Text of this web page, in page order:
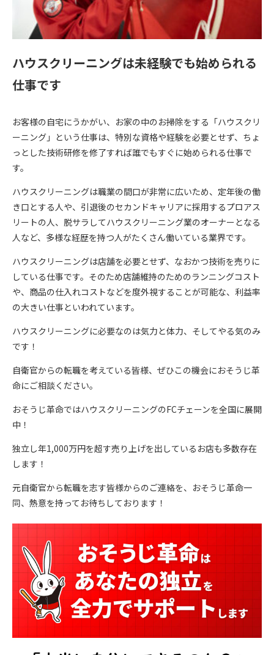
ハウスクリーニングは未経験でも始められる
仕事です
お客様の自宅にうかがい、お家の中のお掃除をする「ハウスクリ
ーニング」という仕事は、特別な資格や経験を必要とせず、ちょ
っとした技術研修を修了すれば誰でもすぐに始められる仕事で
す。
ハウスクリーニングは職業の間口が非常に広いため、定年後の働
き口とする人や、引退後のセカンドキャリアに採用するプロアス
リートの人、脱サラしてハウスクリーニング業のオーナーとなる
人など、多様な経歴を持つ人がたくさん働いている業界です。
ハウスクリーニングは店舗を必要とせず、なおかつ技術を売りに
している仕事です。そのため店舗維持のためのランニングコスト
や、商品の仕入れコストなどを度外視することが可能な、利益率
の大きい仕事といわれています。
ハウスクリーニングに必要なのは気力と体力、そしてやる気のみ
です！
自衛官からの転職を考えている皆様、ぜひこの機会におそうじ革
命にご相談ください。
おそうじ革命ではハウスクリーニングのFCチェーンを全国に展開
中！
独立し年1,000万円を超す売り上げを出しているお店も多数存在
します！
元自衛官から転職を志す皆様からのご連絡を、おそうじ革命一
同、熱意を持ってお待ちしております！